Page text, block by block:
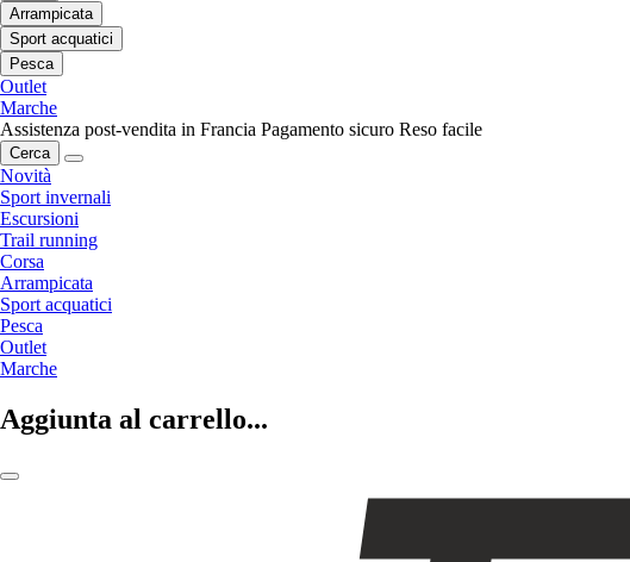
Arrampicata
Sport acquatici
Pesca
Outlet
Marche
Assistenza post-vendita in Francia Pagamento sicuro Reso facile
Cerca
Novità
Sport invernali
Escursioni
Trail running
Corsa
Arrampicata
Sport acquatici
Pesca
Outlet
Marche
Aggiunta al carrello...